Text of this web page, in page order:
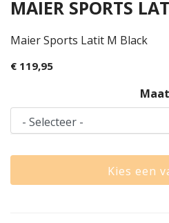
MAIER SPORTS
Maier Sports Latit M Black
€ 119,95
Maat
Kies een